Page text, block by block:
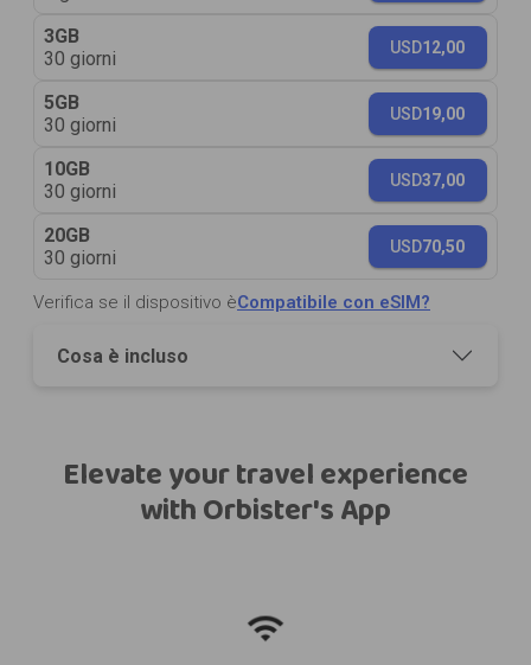
3GB
30 giorni
USD12,00
5GB
30 giorni
USD19,00
10GB
30 giorni
USD37,00
20GB
30 giorni
USD70,50
Verifica se il dispositivo èCompatibile con eSIM?
Cosa è incluso
Elevate your travel experience
with Orbister's App